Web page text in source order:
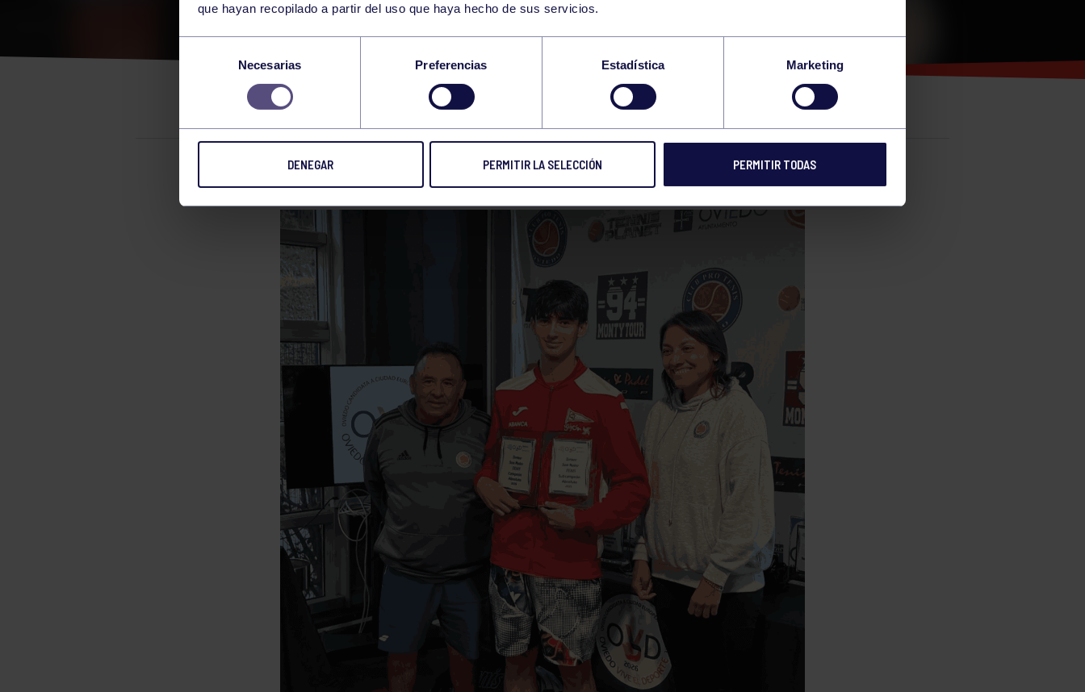
que hayan recopilado a partir del uso que haya hecho de sus servicios.
de
consentimiento
Necesarias Preferencias Estadística Marketing
DENEGAR PERMITIR LA SELECCIÓN PERMITIR TODAS
TORNEO DE SAN MATEO DE
OVIEDO
Tenis